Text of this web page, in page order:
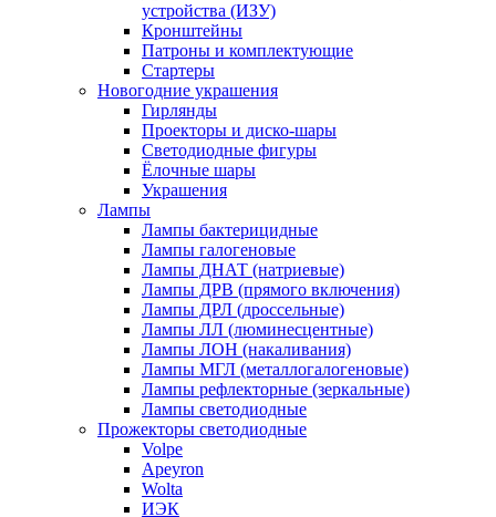
устройства (ИЗУ)
Кронштейны
Патроны и комплектующие
Стартеры
Новогодние украшения
Гирлянды
Проекторы и диско-шары
Светодиодные фигуры
Ёлочные шары
Украшения
Лампы
Лампы бактерицидные
Лампы галогеновые
Лампы ДНАТ (натриевые)
Лампы ДРВ (прямого включения)
Лампы ДРЛ (дроссельные)
Лампы ЛЛ (люминесцентные)
Лампы ЛОН (накаливания)
Лампы МГЛ (металлогалогеновые)
Лампы рефлекторные (зеркальные)
Лампы светодиодные
Прожекторы светодиодные
Volpe
Apeyron
Wolta
ИЭК